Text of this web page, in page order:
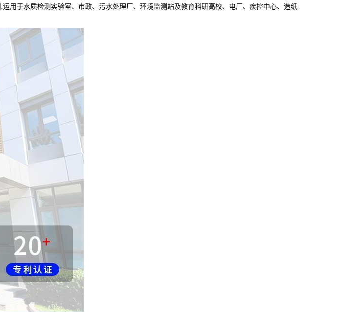
.运用于水质检测实验室、市政、污水处理厂、环境监测站及教育科研高校、电厂、疾控中心、造纸